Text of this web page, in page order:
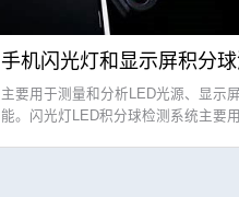
手机闪光灯和显示屏积分
主要用于测量和分析LED光源、显示
能。闪光灯LED积分球检测系统主要